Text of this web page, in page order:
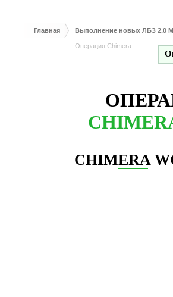
Главная Выполнение новых ЛБЗ 2.0
Операция Chimera
CHIMERA